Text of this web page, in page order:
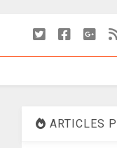
ARTICLES